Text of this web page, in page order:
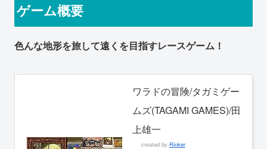
ゲーム概要
色んな地形を旅して遠くを目指すレースゲーム！
ワラドの冒険/タガミゲー
ムズ(TAGAMI GAMES)/田
上雄一
created by Rinker